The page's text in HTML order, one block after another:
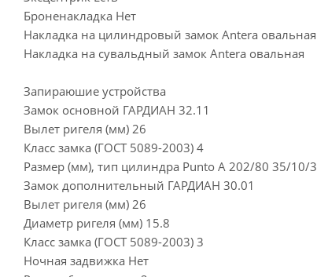
Броненакладка Нет
Накладка на цилиндровый замок Antera овальная
Накладка на сувальдный замок Antera овальная
Запираюшие устройства
Замок основной ГАРДИАН 32.11
Вылет ригеля (мм) 26
Класс замка (ГОСТ 5089-2003) 4
Размер (мм), тип цилиндра Punto A 202/80 35/10/
Замок дополнительный ГАРДИАН 30.01
Вылет ригеля (мм) 26
Диаметр ригеля (мм) 15.8
Класс замка (ГОСТ 5089-2003) 3
Ночная задвижка Нет